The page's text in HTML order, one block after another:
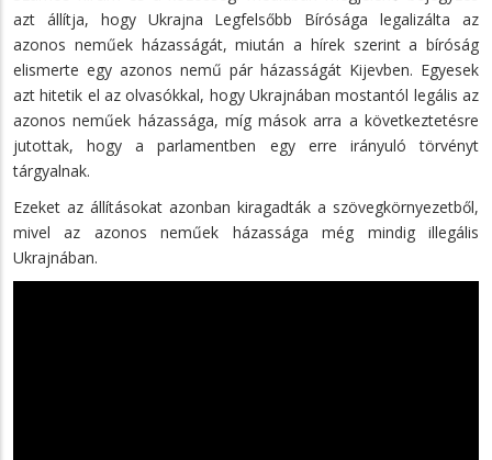
azt állítja, hogy Ukrajna Legfelsőbb Bírósága legalizálta az
azonos neműek házasságát, miután a hírek szerint a bíróság
elismerte egy azonos nemű pár házasságát Kijevben. Egyesek
azt hitetik el az olvasókkal, hogy Ukrajnában mostantól legális az
azonos neműek házassága, míg mások arra a következtetésre
jutottak, hogy a parlamentben egy erre irányuló törvényt
tárgyalnak.
Ezeket az állításokat azonban kiragadták a szövegkörnyezetből,
mivel az azonos neműek házassága még mindig illegális
Ukrajnában.